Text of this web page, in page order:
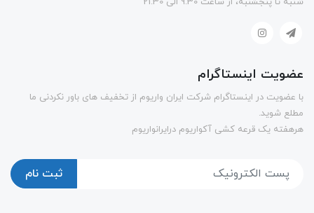
عضویت اینستاگرام
با عضویت در اینستاگرام شرکت ایران واریوم از تخفیف های باور نکردنی ما
مطلع شوید.
هرهفته یک قرعه کشی آکواریوم درایرانواریوم
ثبت نام